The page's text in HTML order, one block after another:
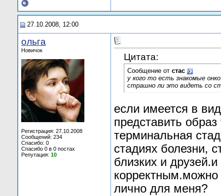
27.10.2008, 12:00
ольга
Новичок
Регистрация: 27.10.2008
Сообщений: 234
Спасибо: 0
Спасибо 0 в 0 постах
Репутация: 10
Цитата:
Сообщение от стас
у кого то есть знакомые
страшно ли это видеть со
если имеется в
представить
терминальная
стадиях болезни,
близких и
корректным.можно
лично для меня?